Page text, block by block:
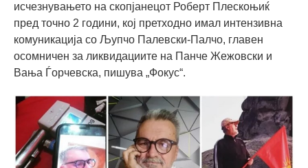
исчезнувањето на скопјанецот Роберт Плескоњиќ
пред точно 2 години, кој претходно имал интензивна
комуникација со Љупчо Палевски-Палчо, главен
осомничен за ликвидациите на Панче Жежовски и
Вања Ѓорчевска, пишува „Фокус“.